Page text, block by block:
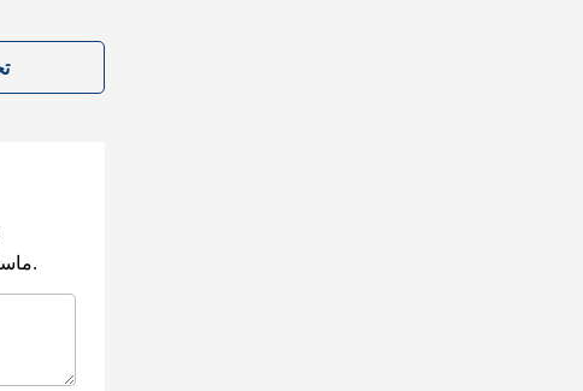
ماسكوس. نقرأ آراءك، ونرد عليها، بناء على طلبكم في أسرع وقت ممكن.